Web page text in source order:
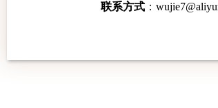
联系方式 ： wujie